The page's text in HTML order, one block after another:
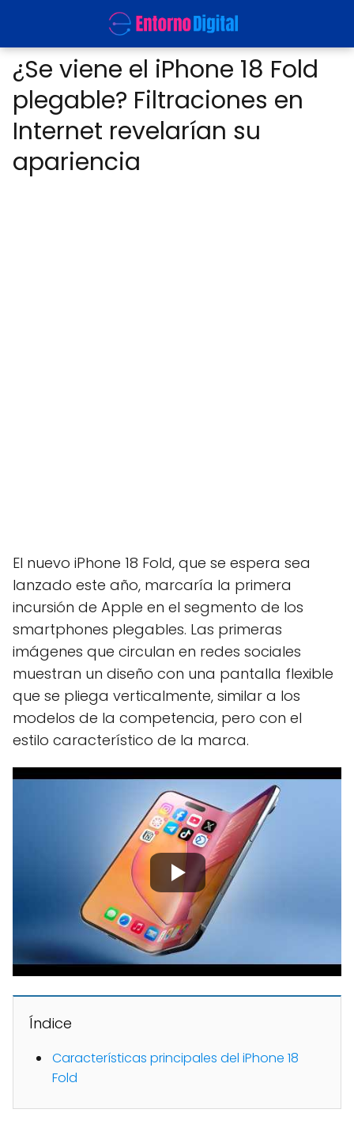
¿Se viene el iPhone 18 Fold
plegable? Filtraciones en
Internet revelarían su
apariencia
El nuevo iPhone 18 Fold, que se espera sea
lanzado este año, marcaría la primera
incursión de Apple en el segmento de los
smartphones plegables. Las primeras
imágenes que circulan en redes sociales
muestran un diseño con una pantalla flexible
que se pliega verticalmente, similar a los
modelos de la competencia, pero con el
estilo característico de la marca.
Índice
Características principales del iPhone 18
Fold